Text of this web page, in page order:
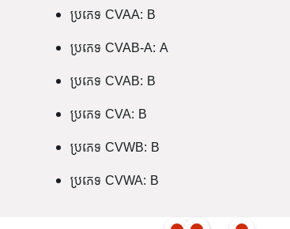
ប្រភេទ CVAA: B
ប្រភេទ CVAB-A: A
ប្រភេទ CVAB: B
ប្រភេទ CVA: B
ប្រភេទ CVWB: B
ប្រភេទ CVWA: B